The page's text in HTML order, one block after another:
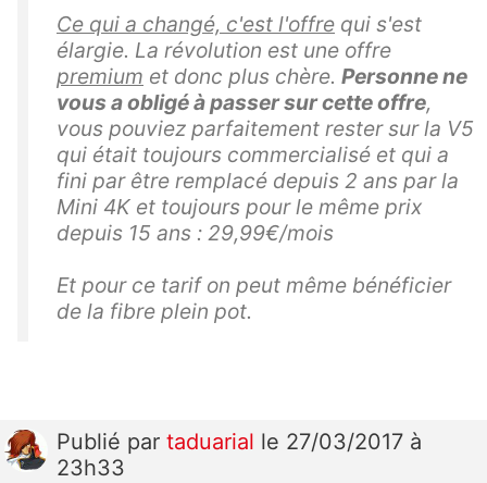
Ce qui a changé, c'est l'offre qui s'est
élargie. La révolution est une offre
premium et donc plus chère. Personne ne
vous a obligé à passer sur cette offre,
vous pouviez parfaitement rester sur la V5
qui était toujours commercialisé et qui a
fini par être remplacé depuis 2 ans par la
Mini 4K et toujours pour le même prix
depuis 15 ans : 29,99€/mois
Et pour ce tarif on peut même bénéficier
de la fibre plein pot.
Publié par taduarial le 27/03/2017 à
23h33